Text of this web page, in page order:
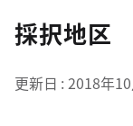
採択地区
更新日 2018年